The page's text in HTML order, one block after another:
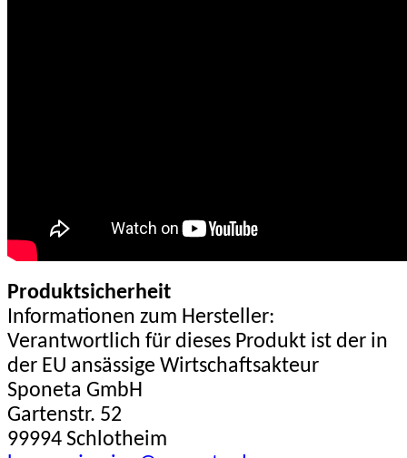
Produktsicherheit
Informationen zum Hersteller:
Verantwortlich für dieses Produkt ist der in
der EU ansässige Wirtschaftsakteur
Sponeta GmbH
Gartenstr. 52
99994 Schlotheim